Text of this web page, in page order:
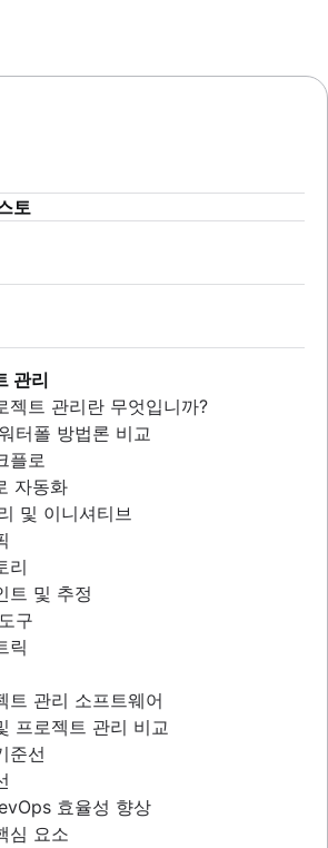
토
토
터
럼
럼
아티팩트
릭
의 스크럼
럼 비교
화
터와 프로젝트 매니저 비교
엇입니까?
럼 비교
관리
젝트 관리란 무엇입니까?
터폴 방법론 비교
플로
자동화
및 이니셔티브
리
트 및 추정
구
릭
트 관리 소프트웨어
프로젝트 관리 비교
준선
효율성 향상
심 요소